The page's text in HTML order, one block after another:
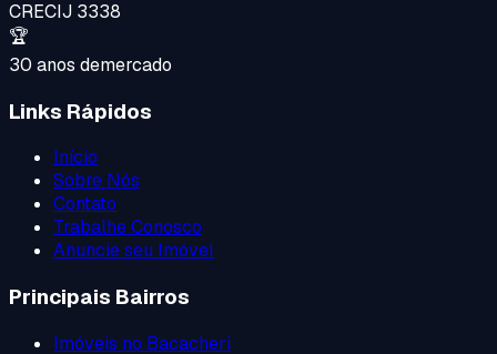
CRECIJ 3338
🏆
30 anos demercado
Links Rápidos
Início
Sobre Nós
Contato
Trabalhe Conosco
Anuncie seu Imóvel
Principais Bairros
Imóveis no Bacacheri